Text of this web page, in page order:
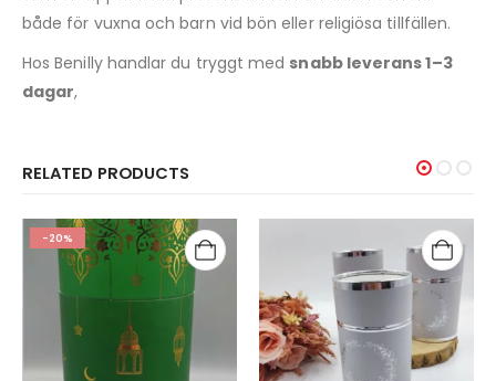
både för vuxna och barn vid bön eller religiösa tillfällen.
Hos Benilly handlar du tryggt med snabb leverans 1–3
dagar,
RELATED PRODUCTS